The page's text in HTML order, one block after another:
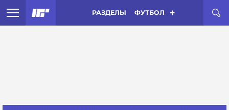
РАЗДЕЛЫ ФУТБОЛ